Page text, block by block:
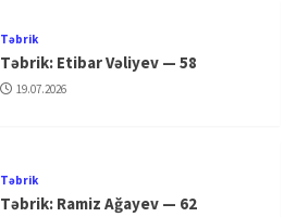
Təbrik
Təbrik: Etibar Vəliyev — 58
19.07.2026
Təbrik
Təbrik: Ramiz Ağayev — 62